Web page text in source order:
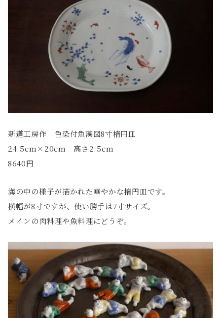
新道工房作 色染付魚藻図8寸楕円皿
24.5cm×20cm 高さ2.5cm
8640円
海の中の様子が描かれた華やかな楕円皿です。
横幅が8寸ですが、使い勝手は7寸サイズ。
メインの肉料理や魚料理にどうぞ。